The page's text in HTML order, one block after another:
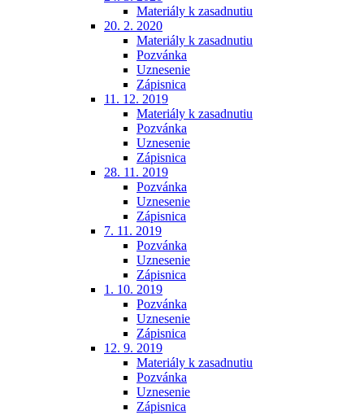
Materiály k zasadnutiu
20. 2. 2020
Materiály k zasadnutiu
Pozvánka
Uznesenie
Zápisnica
11. 12. 2019
Materiály k zasadnutiu
Pozvánka
Uznesenie
Zápisnica
28. 11. 2019
Pozvánka
Uznesenie
Zápisnica
7. 11. 2019
Pozvánka
Uznesenie
Zápisnica
1. 10. 2019
Pozvánka
Uznesenie
Zápisnica
12. 9. 2019
Materiály k zasadnutiu
Pozvánka
Uznesenie
Zápisnica